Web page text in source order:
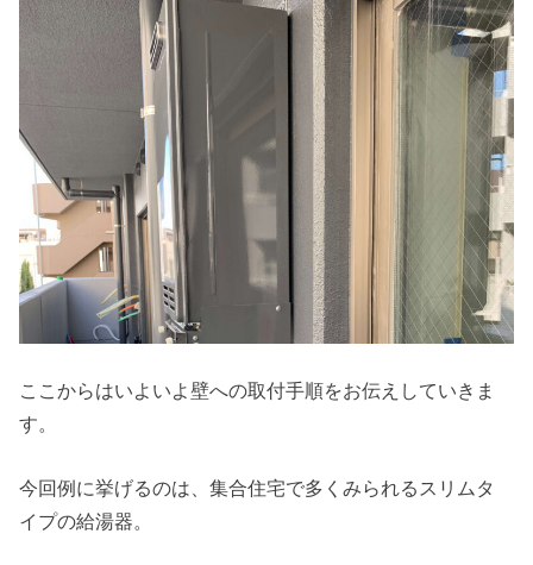
ここからはいよいよ壁への取付手順をお伝えしていきま
す。
今回例に挙げるのは、集合住宅で多くみられるスリムタ
イプの給湯器。